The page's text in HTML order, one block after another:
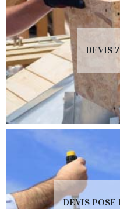
DEVIS
DEVIS POSE